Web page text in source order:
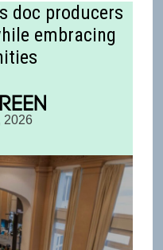
doc producers
embracing
2026